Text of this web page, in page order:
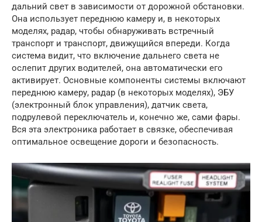
дальний свет в зависимости от дорожной обстановки.
Она использует переднюю камеру и, в некоторых
моделях, радар, чтобы обнаруживать встречный
транспорт и транспорт, движущийся впереди. Когда
система видит, что включение дальнего света не
ослепит других водителей, она автоматически его
активирует. Основные компоненты системы включают
переднюю камеру, радар (в некоторых моделях), ЭБУ
(электронный блок управления), датчик света,
подрулевой переключатель и, конечно же, сами фары.
Вся эта электроника работает в связке, обеспечивая
оптимальное освещение дороги и безопасность.